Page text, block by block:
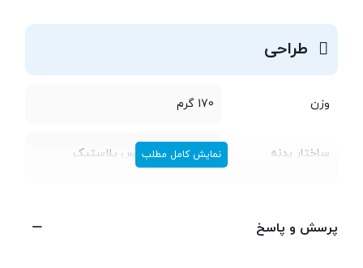
طراحی
وزن 170 گرم
ساختار بدنه قاب پشتی از جنس پلاستیک
نمایش کامل مطلب
پرسش و پاسخ